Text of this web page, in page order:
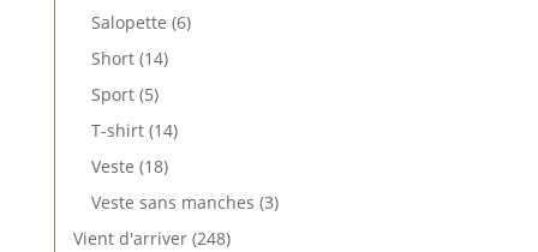
produits
Salopette 66
Short 1414
Sport 55
produits
T-shirt 1414
Veste 1818
produits
Veste sans manches 33
Vient d'arriver 248248